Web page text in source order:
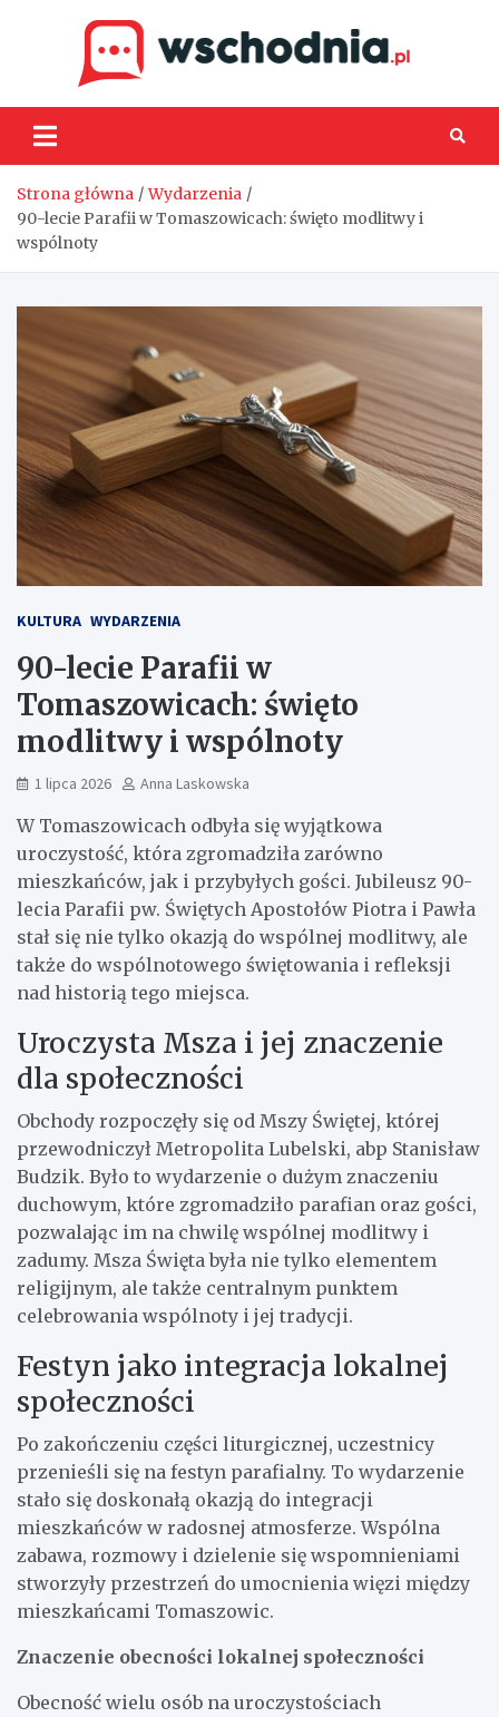
Strona główna
Wydarzenia
90-lecie Parafii w Tomaszowicach: święto modlitwy i
wspólnoty
KULTURA WYDARZENIA
90-lecie Parafii w
Tomaszowicach: święto
modlitwy i wspólnoty
1 lipca 2026 Anna Laskowska
W Tomaszowicach odbyła się wyjątkowa
uroczystość, która zgromadziła zarówno
mieszkańców, jak i przybyłych gości. Jubileusz 90-
lecia Parafii pw. Świętych Apostołów Piotra i Pawła
stał się nie tylko okazją do wspólnej modlitwy, ale
także do wspólnotowego świętowania i refleksji
nad historią tego miejsca.
Uroczysta Msza i jej znaczenie
dla społeczności
Obchody rozpoczęły się od Mszy Świętej, której
przewodniczył Metropolita Lubelski, abp Stanisław
Budzik. Było to wydarzenie o dużym znaczeniu
duchowym, które zgromadziło parafian oraz gości,
pozwalając im na chwilę wspólnej modlitwy i
zadumy. Msza Święta była nie tylko elementem
religijnym, ale także centralnym punktem
celebrowania wspólnoty i jej tradycji.
Festyn jako integracja lokalnej
społeczności
Po zakończeniu części liturgicznej, uczestnicy
przenieśli się na festyn parafialny. To wydarzenie
stało się doskonałą okazją do integracji
mieszkańców w radosnej atmosferze. Wspólna
zabawa, rozmowy i dzielenie się wspomnieniami
stworzyły przestrzeń do umocnienia więzi między
mieszkańcami Tomaszowic.
Znaczenie obecności lokalnej społeczności
Obecność wielu osób na uroczystościach